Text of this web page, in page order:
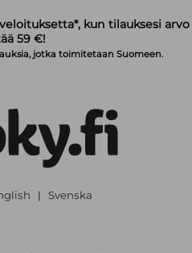
kun tilauksesi arvo
59 €!
jotka toimitetaan Suomeen.
| Svenska